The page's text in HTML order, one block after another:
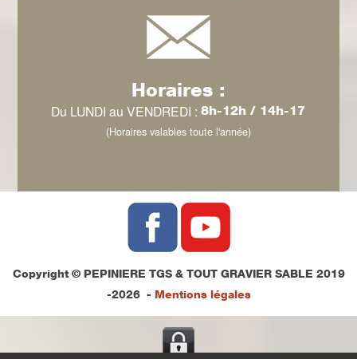
Horaires :
Du LUNDI au VENDREDI :8h-12h / 14h-17
(Horaires valables toute l'année)
Copyright © PEPINIERE TGS & TOUT GRAVIER SABLE 2019
-2026 - Mentions légales